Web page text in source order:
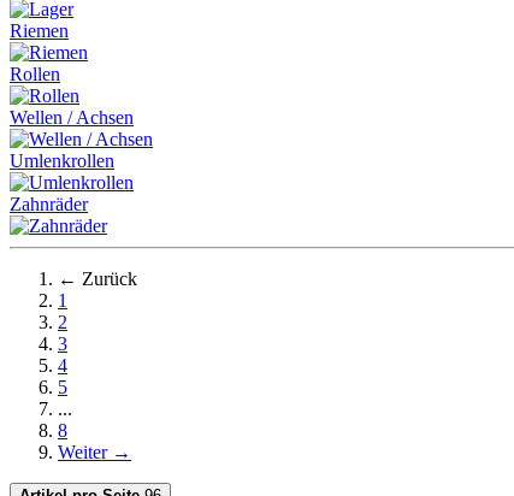
Riemen
Rollen
Wellen / Achsen
Umlenkrollen
Zahnräder
← Zurück
1
2
3
4
5
...
8
Weiter →